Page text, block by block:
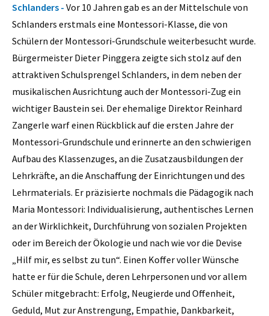
Schlanders - Vor 10 Jahren gab es an der Mittelschule von
Schlanders erstmals eine Montessori-Klasse, die von
Schülern der Montessori-Grundschule weiterbesucht wurde.
Bürgermeister Dieter Pinggera zeigte sich stolz auf den
attraktiven Schulsprengel Schlanders, in dem neben der
musikalischen Ausrichtung auch der Montessori-Zug ein
wichtiger Baustein sei. Der ehemalige Direktor Reinhard
Zangerle warf einen Rückblick auf die ersten Jahre der
Montessori-Grundschule und erinnerte an den schwierigen
Aufbau des Klassenzuges, an die Zusatzausbildungen der
Lehrkräfte, an die Anschaffung der Einrichtungen und des
Lehrmaterials. Er präzisierte nochmals die Pädagogik nach
Maria Montessori: Individualisierung, authentisches Lernen
an der Wirklichkeit, Durchführung von sozialen Projekten
oder im Bereich der Ökologie und nach wie vor die Devise
„Hilf mir, es selbst zu tun“. Einen Koffer voller Wünsche
hatte er für die Schule, deren Lehrpersonen und vor allem
Schüler mitgebracht: Erfolg, Neugierde und Offenheit,
Geduld, Mut zur Anstrengung, Empathie, Dankbarkeit,